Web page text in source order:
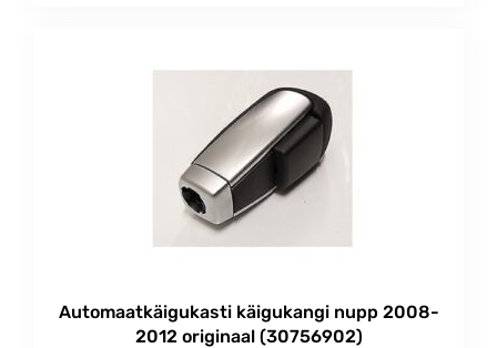
Automaatkäigukasti käigukangi nupp 2008-
2012 originaal (30756902)